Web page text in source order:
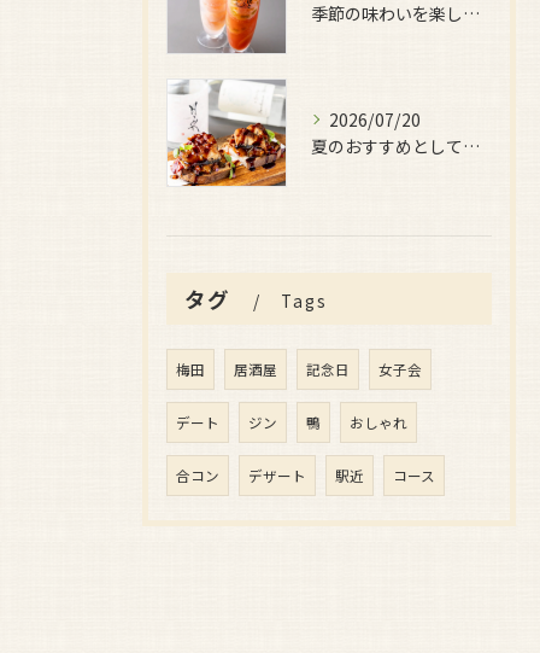
季節の味わいを楽しみたい日におすすめなのが、
2026/07/20
夏のおすすめとしてぜひ味わっていただきたいのが、
タグ Tags
梅田 居酒屋 記念日 女子会
デート ジン 鴨 おしゃれ
合コン デザート 駅近 コース